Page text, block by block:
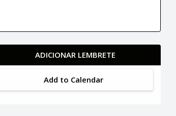
ADICIONAR LEMBRETE
Add to Calendar